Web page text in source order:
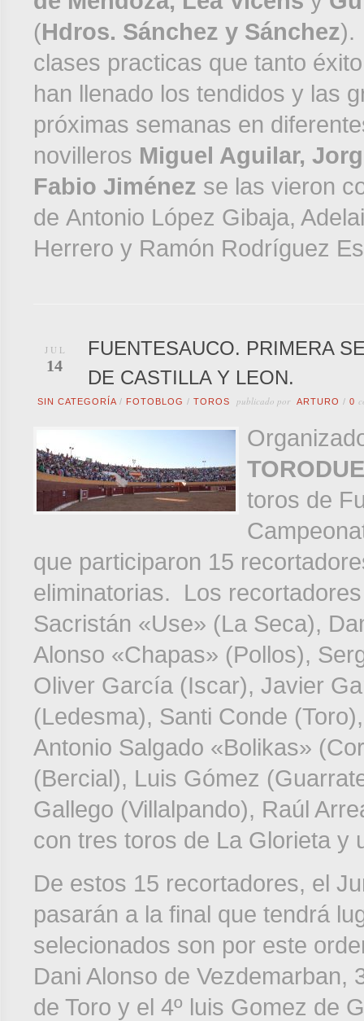
(Hdros. Sánchez y Sánchez).
clases practicas que tanto
han llenado los tendidos y las
próximas semanas en
novilleros Miguel Aguilar,
Fabio Jiménez se las vieron
de Antonio López Gibaja,
Herrero y Ramón Rodríguez
JUL
14
FUENTESAUCO. PRIMERA
DE CASTILLA Y LEON.
SIN CATEGORÍA / FOTOBLOG / TOROS publicado por ARTURO / 0
toros de
que participaron 15
eliminatorias. Los
Sacristán «Use» (La Seca),
Alonso «Chapas» (Pollos),
Oliver García (Iscar), Javier
(Ledesma), Santi Conde
Antonio Salgado «Bolikas»
(Bercial), Luis Gómez
Gallego (Villalpando), Raúl
con tres toros de La Glorieta y
De estos 15 recortadores, el
pasarán a la final que tendrá
selecionados son por este
Dani Alonso de Vezdemarban,
de Toro y el 4º luis Gomez de